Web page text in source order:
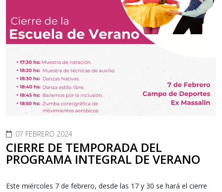
07 FEBRERO 2024
CIERRE DE TEMPORADA DEL
PROGRAMA INTEGRAL DE VERANO
Este miércoles 7 de febrero, desde las 17 y 30 se hará el cierre